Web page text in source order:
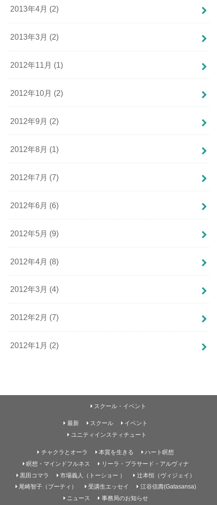
2013年4月 (2)
2013年3月 (2)
2012年11月 (1)
2012年10月 (2)
2012年9月 (2)
2012年8月 (1)
2012年7月 (7)
2012年6月 (6)
2012年5月 (9)
2012年4月 (8)
2012年3月 (4)
2012年2月 (7)
2012年1月 (2)
最新
スクール・イベント
スクール
イベント
ユニティインスティチュート
チャクラとオーラ 本質を生きる
ハート瞑想
瞑想・マインドフルネス
リーラ・プラサード・アルヴィナ
黒田コマラ
市場義人（トーショー ）
辻本恒（ヴィジェイ）
尾崎智子（ブーティ）
受講生エッセイ
江谷信壽(Gatasansa)
ニュース
事務局のお知らせ